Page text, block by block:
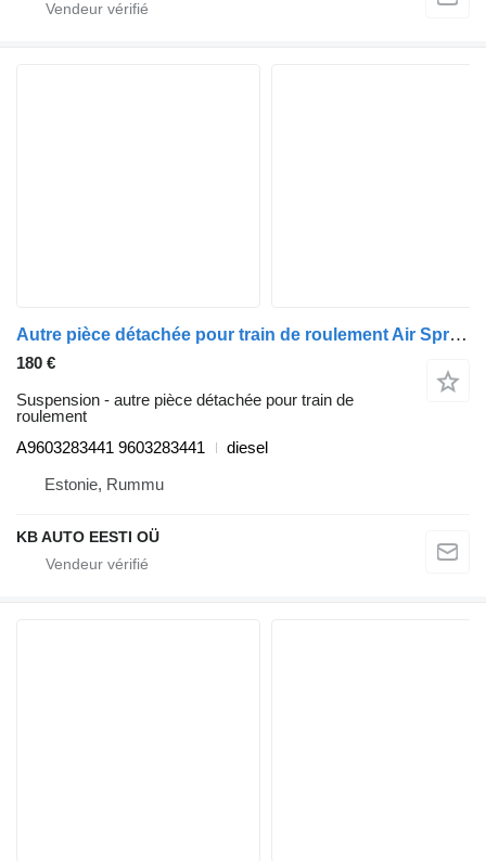
Autre pièce détachée pour train de roulement Air Spring Bracket souffrance (01.12-) A9603283441 pour camion Mercedes-Benz Actros MP4 Antos Arocs (2012-)
180 €
Suspension - autre pièce détachée pour train de
roulement
A9603283441 9603283441
diesel
Estonie, Rummu
KB AUTO EESTI OÜ